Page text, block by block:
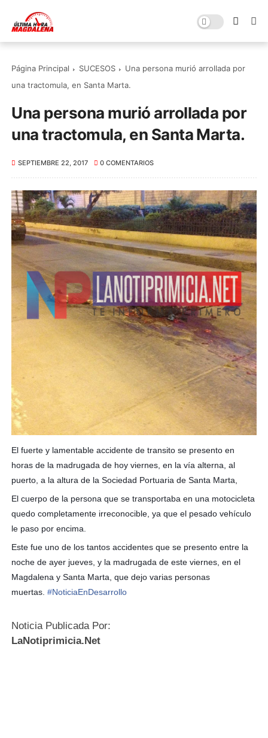
Página Principal SUCESOS
Una persona murió arrollada por
una tractomula, en Santa Marta.
Una persona murió arrollada por
una tractomula, en Santa Marta.
SEPTIEMBRE 22, 2017 0 COMENTARIOS
El fuerte y lamentable accidente de transito se presento en
horas de la madrugada de hoy viernes, en la vía alterna, al
puerto, a la altura de la Sociedad Portuaria de Santa Marta,
El cuerpo de la persona que se transportaba en una motocicleta
quedo completamente irreconocible, ya que el pesado vehículo
le paso por encima.
Este fue uno de los tantos accidentes que se presento entre la
noche de ayer jueves, y la madrugada de este viernes, en el
Magdalena y Santa Marta, que dejo varias personas
muertas.#NoticiaEnDesarrollo
Noticia Publicada Por:
LaNotiprimicia.Net